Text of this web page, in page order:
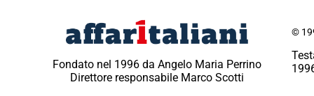
Fondato nel 1996 da Angelo Maria Perrino
Direttore responsabile Marco Scotti
©